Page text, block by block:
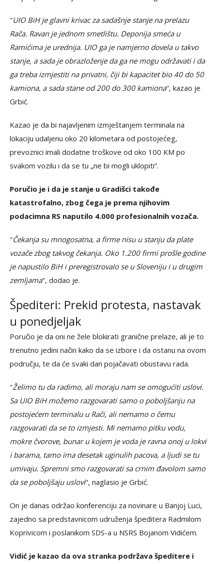
"UIO BiH je glavni krivac za sadašnje stanje na prelazu
Rača. Ravan je jednom smetlištu. Deponija smeća u
Ramićima je urednija. UIO ga je namjerno dovela u takvo
stanje, a sada je obrazloženje da ga ne mogu održavati i da
ga treba izmjestiti na privatni, čiji bi kapacitet bio 40 do 50
kamiona, a sada stane od 200 do 300 kamiona", kazao je
Grbić.
Kazao je da bi najavljenim izmještanjem terminala na
lokaciju udaljenu oko 20 kilometara od postojećeg,
prevoznici imali dodatne troškove od oko 100 KM po
svakom vozilu i da se tu „ne bi mogli uklopiti“.
Poručio je i da je stanje u Gradišci takođe
katastrofalno, zbog čega je prema njihovim
podacimna RS naputilo 4.000 profesionalnih vozača.
"Čekanja su mnogosatna, a firme nisu u stanju da plate
vozače zbog takvog čekanja. Oko 1.200 firmi prošle godine
je napustilo BiH i preregistrovalo se u Sloveniju i u drugim
zemljama", dodao je.
Špediteri: Prekid protesta, nastavak
u ponedjeljak
Poručio je da oni ne žele blokirati granične prelaze, ali je to
trenutno jedini način kako da se izbore i da ostanu na ovom
području, te da će svaki dan pojačavati obustavu rada.
"Želimo tu da radimo, ali moraju nam se omogućiti uslovi.
Sa UIO BiH možemo razgovarati samo o poboljšanju na
postojećem terminalu u Rači, ali nemamo o čemu
razgovarati da se to izmjesti. Mi nemamo pitku vodu,
mokre čvorove, bunar u kojem je voda je ravna onoj u lokvi
i barama, tamo ima desetak uginulih pacova, a ljudi se tu
umivaju. Spremni smo razgovarati sa crnim đavolom samo
da se poboljšaju uslovi", naglasio je Grbić.
On je danas održao konferenciju za novinare u Banjoj Luci,
zajedno sa predstavnicom udruženja špeditera Radmilom
Koprivicom i poslanikom SDS-a u NSRS Bojanom Vidićem.
Vidić je kazao da ova stranka podržava špeditere i